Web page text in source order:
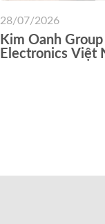
Kim Oanh
Electronics Việt
28/07/2026